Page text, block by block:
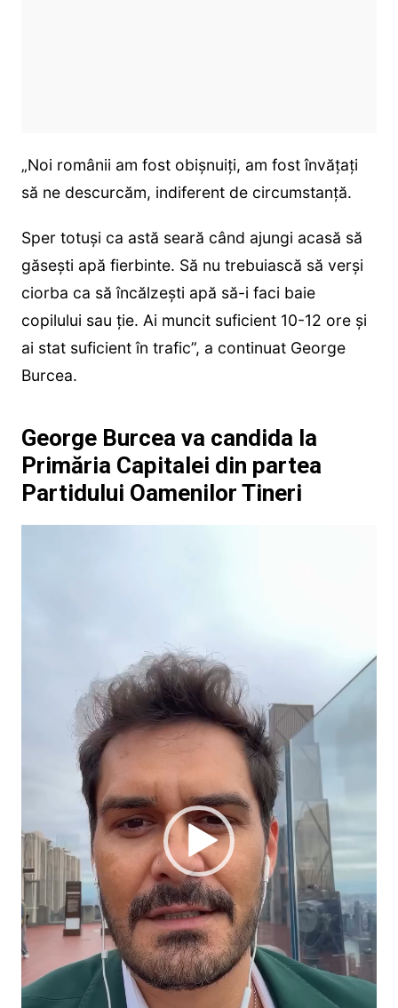
„Noi românii am fost obișnuiți, am fost învățați
să ne descurcăm, indiferent de circumstanță.
Sper totuși ca astă seară când ajungi acasă să
găsești apă fierbinte. Să nu trebuiască să verși
ciorba ca să încălzești apă să-i faci baie
copilului sau ție. Ai muncit suficient 10-12 ore și
ai stat suficient în trafic”, a continuat George
Burcea.
George Burcea va candida la
Primăria Capitalei din partea
Partidului Oamenilor Tineri